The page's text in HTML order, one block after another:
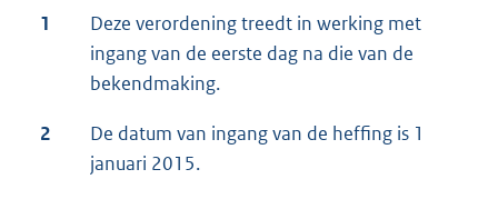
1
Deze verordening treedt in werking met
ingang van de eerste dag na die van de
bekendmaking.
2
De datum van ingang van de heffing is 1
januari 2015.